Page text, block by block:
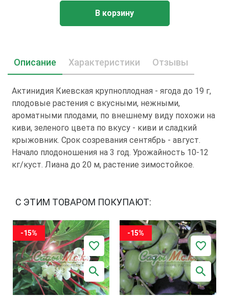
В корзину
Описание Характеристики Отзывы
Актинидия Киевская крупноплодная - ягода до 19 г,
плодовые растения с вкусными, нежными,
ароматными плодами, по внешнему виду похожи на
киви, зеленого цвета по вкусу - киви и сладкий
крыжовник. Срок созревания сентябрь - август.
Начало плодоношения на 3 год. Урожайность 10-12
кг/куст. Лиана до 20 м, растение зимостойкое.
С ЭТИМ ТОВАРОМ ПОКУПАЮТ:
-15% -15%